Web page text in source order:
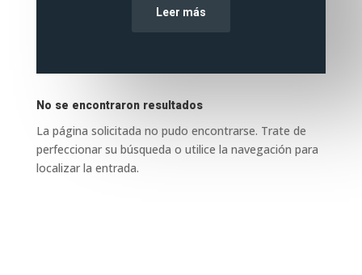
Leer más
No se encontraron resultados
La página solicitada no pudo encontrarse. Trate de
perfeccionar su búsqueda o utilice la navegación para
localizar la entrada.